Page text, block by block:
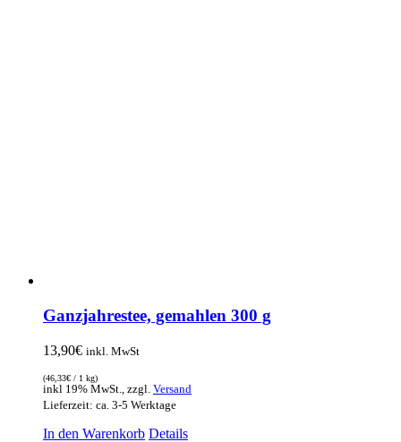
Ganzjahrestee, gemahlen 300 g
13,90€ inkl. MwSt
(46,33€ / 1 kg)
inkl 19% MwSt., zzgl. Versand
Lieferzeit: ca. 3-5 Werktage
In den Warenkorb Details